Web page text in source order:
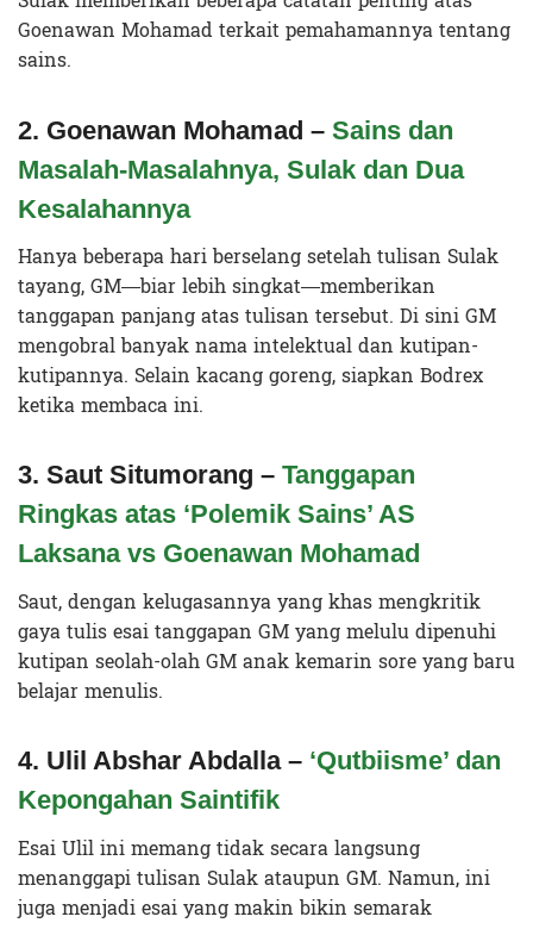
Goenawan Mohamad terkait pemahamannya tentang
sains.
2. Goenawan Mohamad – Sains dan
Masalah-Masalahnya, Sulak dan Dua
Kesalahannya
Hanya beberapa hari berselang setelah tulisan Sulak
tayang, GM—biar lebih singkat—memberikan
tanggapan panjang atas tulisan tersebut. Di sini GM
mengobral banyak nama intelektual dan kutipan-
kutipannya. Selain kacang goreng, siapkan Bodrex
ketika membaca ini.
3. Saut Situmorang – Tanggapan
Ringkas atas ‘Polemik Sains’ AS
Laksana vs Goenawan Mohamad
Saut, dengan kelugasannya yang khas mengkritik
gaya tulis esai tanggapan GM yang melulu dipenuhi
kutipan seolah-olah GM anak kemarin sore yang baru
belajar menulis.
4. Ulil Abshar Abdalla – ‘Qutbiisme’ dan
Kepongahan Saintifik
Esai Ulil ini memang tidak secara langsung
menanggapi tulisan Sulak ataupun GM. Namun, ini
juga menjadi esai yang makin bikin semarak